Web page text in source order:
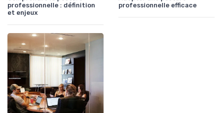
professionnelle : définition
et enjeux
professionnelle efficace